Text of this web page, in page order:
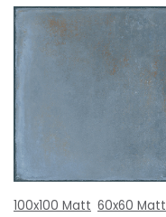
100x100 Matt 60x60 Matt